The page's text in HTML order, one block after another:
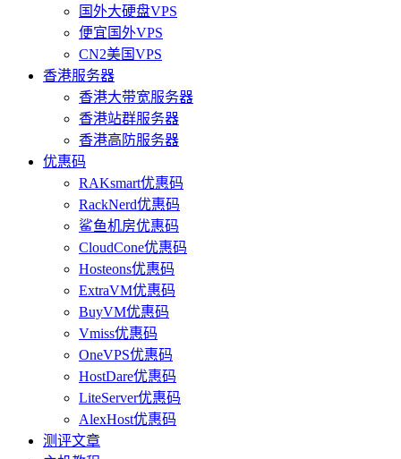
国外大硬盘VPS
便宜国外VPS
CN2美国VPS
香港服务器
香港大带宽服务器
香港站群服务器
香港高防服务器
优惠码
RAKsmart优惠码
RackNerd优惠码
鲨鱼机房优惠码
CloudCone优惠码
Hosteons优惠码
ExtraVM优惠码
BuyVM优惠码
Vmiss优惠码
OneVPS优惠码
HostDare优惠码
LiteServer优惠码
AlexHost优惠码
测评文章